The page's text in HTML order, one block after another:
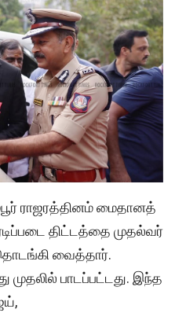
ராஜரத்​தினம் மைதானத்​
திட்​டத்தை முதல்​வர்
வைத்தார்.
முதலில் பாடப்பட்டது. இந்த